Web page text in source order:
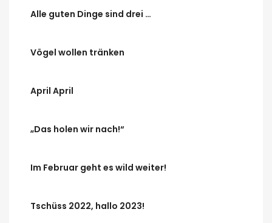
Alle guten Dinge sind drei …
Vögel wollen tränken
April April
„Das holen wir nach!“
Im Februar geht es wild weiter!
Tschüss 2022, hallo 2023!